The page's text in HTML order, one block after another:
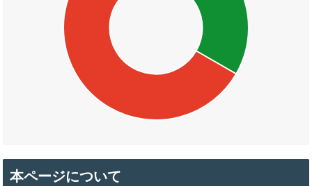
本ページについて